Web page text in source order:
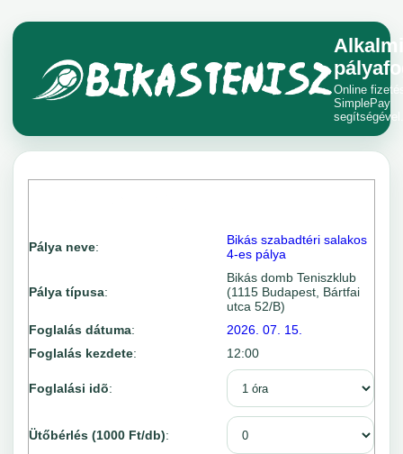
Alkalmi
Online
SimplePay
segítségével.
Pálya neve:
Bikás szabadtéri salakos
4-es pálya
Pálya típusa:
Bikás domb Teniszklub
(1115 Budapest, Bártfai
utca 52/B)
Foglalás dátuma:
2026. 07. 15.
Foglalás kezdete: 12:00
Foglalási idõ:
Ütőbérlés (1000 Ft/db):